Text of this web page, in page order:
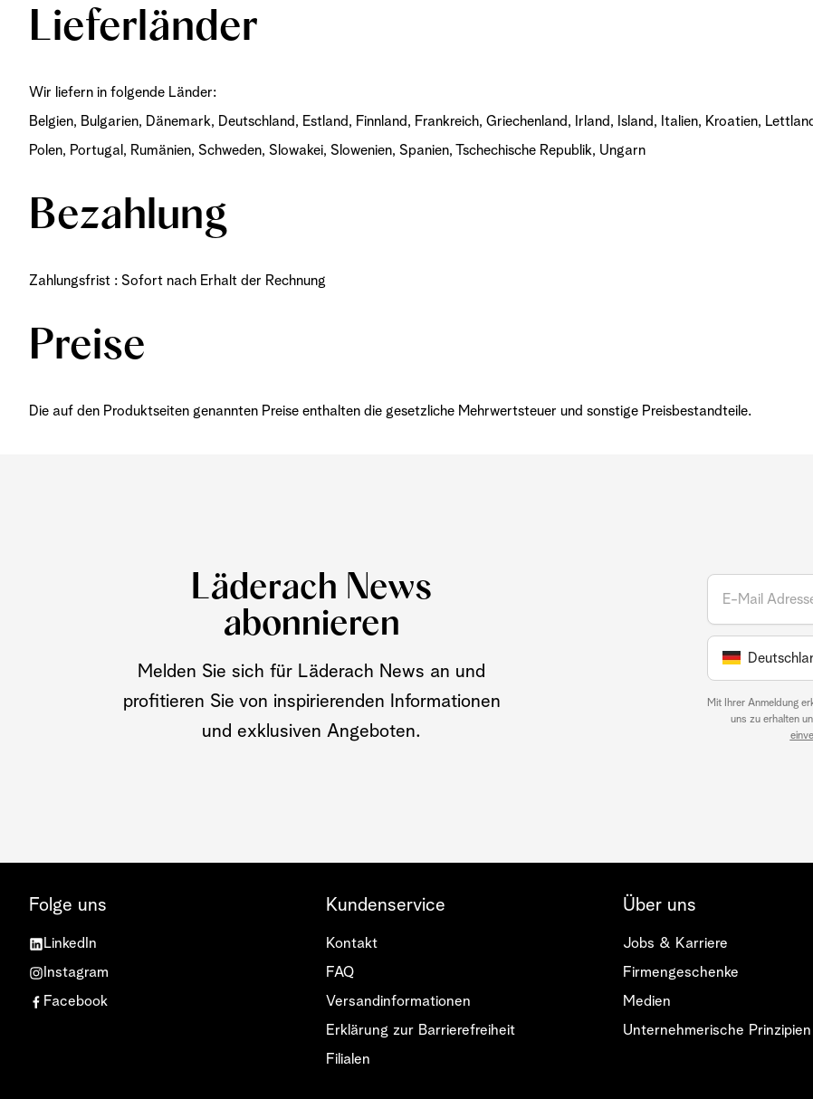
Lieferländer
Wir liefern in folgende Länder:
Belgien, Bulgarien, Dänemark, Deutschland, Estland, Finnland, Frankreich, Griechenland, Irland, Island, Italien, Kroatien,
Polen, Portugal, Rumänien, Schweden, Slowakei, Slowenien, Spanien, Tschechische Republik, Ungarn
Bezahlung
Zahlungsfrist : Sofort nach Erhalt der Rechnung
Preise
Die auf den Produktseiten genannten Preise enthalten die gesetzliche Mehrwertsteuer und sonstige Preisbestandteile.
Läderach News
abonnieren
Melden Sie sich für Läderach News an und
profitieren Sie von inspirierenden Informationen
und exklusiven Angeboten.
Mit Ihrer Anmeldung
uns zu erhalten
Folge uns
LinkedIn
Instagram
Facebook
Kundenservice
Kontakt
FAQ
Versandinformationen
Erklärung zur Barrierefreiheit
Filialen
Über uns
Jobs & Karriere
Firmengeschenke
Medien
Unternehmerische Prinzipien